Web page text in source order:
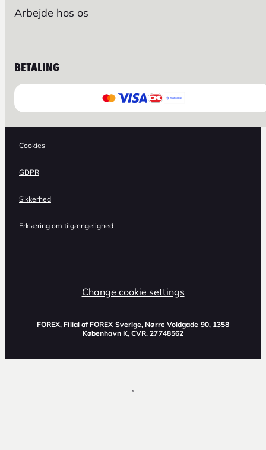
Arbejde hos os
BETALING
Cookies
GDPR
Sikkerhed
Erklæring om tilgængelighed
Change cookie settings
FOREX, Filial af FOREX Sverige, Nørre Voldgade 90, 1358
København K, CVR. 27748562
,